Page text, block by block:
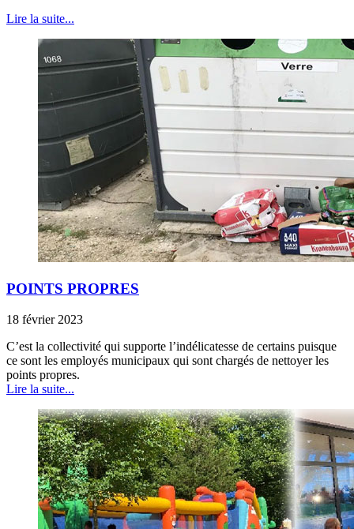
Lire la suite...
POINTS PROPRES
18 février 2023
C’est la collectivité qui supporte l’indélicatesse de certains puisque
ce sont les employés municipaux qui sont chargés de nettoyer les
points propres.
Lire la suite...